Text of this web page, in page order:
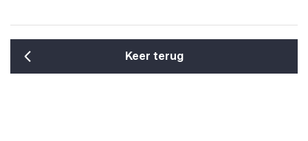
Keer terug